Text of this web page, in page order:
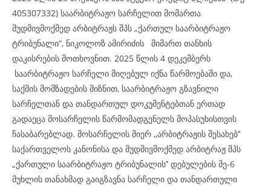
405307332) საარბიტრაჟო სარჩელით მომართა
მუდმივმოქმედ არბიტრაჟს შპს „ქართულ საარბიტრაჟო
ტრიბუნალი“, ნიკოლოზ ამირიძის მიმართ თანხის
დაკისრების მოთხოვნით. 2025 წლის 4 დეკემბერს
საარბიტრაჟო სარჩელი მიღებულ იქნა წარმოებაში და,
საქმის მომზადების მიზნით, საარბიტრაჟო გზავნილი
სარჩელთან და თანდართულ დოკუმენტებთან ერთად
გადაეცა მოსარჩელის წარმომადგენელს მოპასუხისთვის
ჩასაბარებლად. მოსარჩელის მიერ ,,არბიტრაჟის შესახებ’’
საქართველოს კანონისა და მუდმივმოქმედ არბიტრაჟ შპს
„ქართული საარბიტრაჟო ტრიბუნალის’’ დებულების მე-6
მუხლის თანახმად გაიგზავნა სარჩელი და თანდართული